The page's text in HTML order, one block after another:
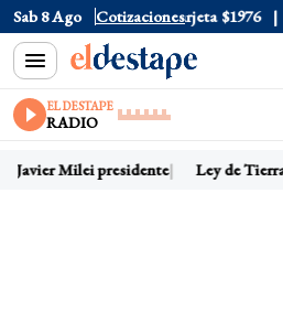
Sab 8 Ago Cotizaciones
$1520 Dólar Tarjeta $1976
EL DESTAPE
RADIO
Javier Milei presidente Ley de Tierras